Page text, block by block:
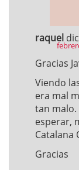
raquel
Gracias
Viendo
era mal
tan malo.
esperar,
Catalana
Gracias